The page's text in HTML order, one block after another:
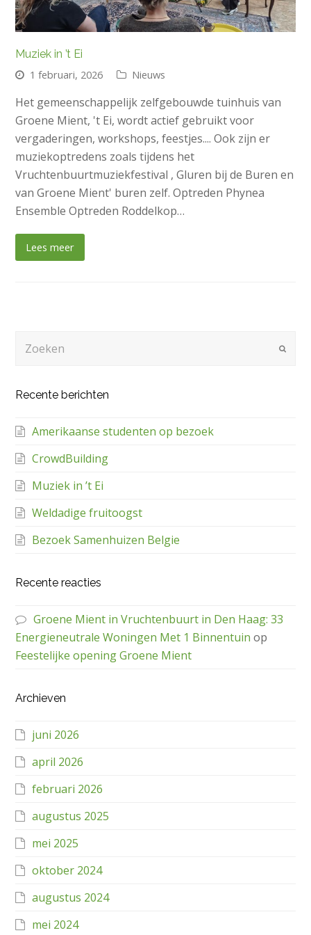
Muziek in ’t Ei
1 februari, 2026 Nieuws
Het gemeenschappelijk zelfgebouwde tuinhuis van
Groene Mient, 't Ei, wordt actief gebruikt voor
vergaderingen, workshops, feestjes.... Ook zijn er
muziekoptredens zoals tijdens het
Vruchtenbuurtmuziekfestival , Gluren bij de Buren en
van Groene Mient' buren zelf. Optreden Phynea
Ensemble Optreden Roddelkop…
Lees meer
Recente berichten
Amerikaanse studenten op bezoek
CrowdBuilding
Muziek in ’t Ei
Weldadige fruitoogst
Bezoek Samenhuizen Belgie
Recente reacties
Groene Mient in Vruchtenbuurt in Den Haag: 33
Energieneutrale Woningen Met 1 Binnentuin op
Feestelijke opening Groene Mient
Archieven
juni 2026
april 2026
februari 2026
augustus 2025
mei 2025
oktober 2024
augustus 2024
mei 2024